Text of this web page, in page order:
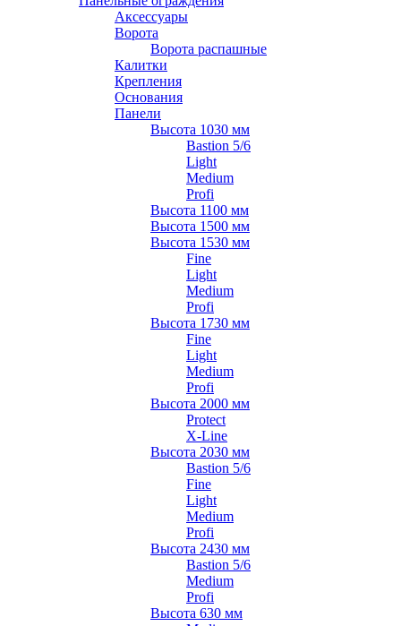
Аксессуары
Ворота
Ворота распашные
Калитки
Крепления
Основания
Панели
Высота 1030 мм
Bastion 5/6
Light
Medium
Profi
Высота 1100 мм
Высота 1500 мм
Высота 1530 мм
Fine
Light
Medium
Profi
Высота 1730 мм
Fine
Light
Medium
Profi
Высота 2000 мм
Protect
X-Line
Высота 2030 мм
Bastion 5/6
Fine
Light
Medium
Profi
Высота 2430 мм
Bastion 5/6
Medium
Profi
Высота 630 мм